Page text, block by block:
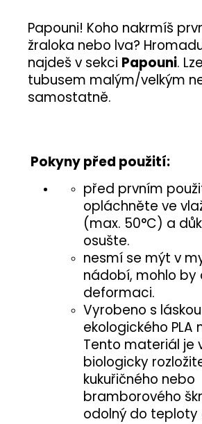
Papouni! Koho nakrmíš
žraloka nebo lva?
najdeš v sekci Papouni.
tubusem malým/velkým
samostatně.
Pokyny před použití:
před prvním
opláchněte ve
(max. 50°C) a
osušte.
nesmí se mýt v
nádobí, mohlo by
deformaci.
Vyrobeno s
ekologického PLA
Tento materiál je
biologicky
kukuřičného nebo
bramborového
odolný do teploty
ŽÍŽALA
5,50
Kč